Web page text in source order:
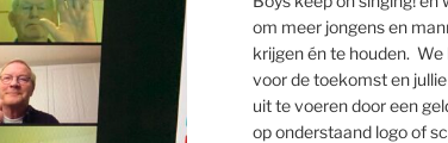
om meer jongens en
krijgen én te houden.
voor de toekomst en
uit te voeren door een
op onderstaand logo of